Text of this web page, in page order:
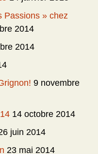
Passions » chez
2014
2014
9 novembre
14 octobre 2014
juin 2014
23 mai 2014